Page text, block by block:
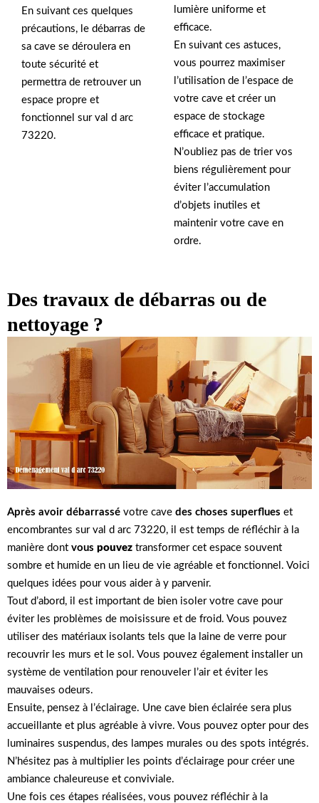
En suivant ces quelques
précautions, le débarras de
sa cave se déroulera en
toute sécurité et
permettra de retrouver un
espace propre et
fonctionnel sur val d arc
73220.
lumière uniforme et
efficace.
En suivant ces astuces,
vous pourrez maximiser
l’utilisation de l’espace de
votre cave et créer un
espace de stockage
efficace et pratique.
N’oubliez pas de trier vos
biens régulièrement pour
éviter l’accumulation
d’objets inutiles et
maintenir votre cave en
ordre.
Des travaux de débarras ou de
nettoyage ?
Après avoir débarrassé votre cave des choses superflues et
encombrantes sur val d arc 73220, il est temps de réfléchir à la
manière dont vous pouvez transformer cet espace souvent
sombre et humide en un lieu de vie agréable et fonctionnel. Voici
quelques idées pour vous aider à y parvenir.
Tout d’abord, il est important de bien isoler votre cave pour
éviter les problèmes de moisissure et de froid. Vous pouvez
utiliser des matériaux isolants tels que la laine de verre pour
recouvrir les murs et le sol. Vous pouvez également installer un
système de ventilation pour renouveler l’air et éviter les
mauvaises odeurs.
Ensuite, pensez à l’éclairage. Une cave bien éclairée sera plus
accueillante et plus agréable à vivre. Vous pouvez opter pour des
luminaires suspendus, des lampes murales ou des spots intégrés.
N’hésitez pas à multiplier les points d’éclairage pour créer une
ambiance chaleureuse et conviviale.
Une fois ces étapes réalisées, vous pouvez réfléchir à la